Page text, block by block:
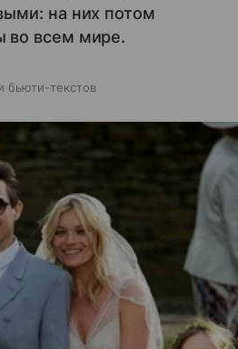
на них потом
во всем мире.
бьюти-текстов